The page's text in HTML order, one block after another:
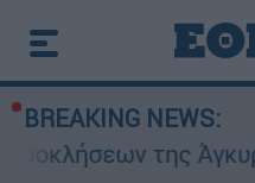
BREAKING NEWS:
της Άγκυρας στο